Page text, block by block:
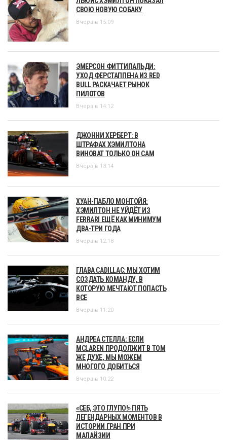
СВОЮ НОВУЮ СОБАКУ
Вчера в 15:09
ЭМЕРСОН ФИТТИПАЛЬДИ:
УХОД ФЕРСТАППЕНА ИЗ RED
BULL РАСКАЧАЕТ РЫНОК
ПИЛОТОВ
Вчера в 14:12
ДЖОННИ ХЕРБЕРТ: В
ШТРАФАХ ХЭМИЛТОНА
ВИНОВАТ ТОЛЬКО ОН САМ
Вчера в 13:14
ХУАН-ПАБЛО МОНТОЙЯ:
ХЭМИЛТОН НЕ УЙДЁТ ИЗ
FERRARI ЕЩЁ КАК МИНИМУМ
ДВА-ТРИ ГОДА
Вчера в 12:18
ГЛАВА CADILLAC: МЫ ХОТИМ
СОЗДАТЬ КОМАНДУ, В
КОТОРУЮ МЕЧТАЮТ ПОПАСТЬ
ВСЕ
Вчера в 11:20
АНДРЕА СТЕЛЛА: ЕСЛИ
MCLAREN ПРОДОЛЖИТ В ТОМ
ЖЕ ДУХЕ, МЫ МОЖЕМ
МНОГОГО ДОБИТЬСЯ
Вчера в 10:22
«СЕБ, ЭТО ГЛУПО!» ПЯТЬ
ЛЕГЕНДАРНЫХ МОМЕНТОВ В
ИСТОРИИ ГРАН ПРИ
МАЛАЙЗИИ